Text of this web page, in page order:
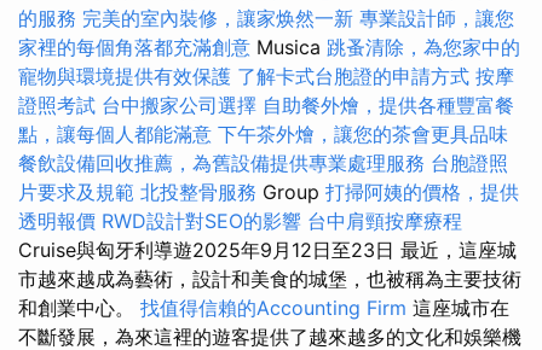
的服務 完美的室內裝修，讓家焕然一新 專業設計師，讓您
家裡的每個角落都充滿創意 Musica 跳蚤清除，為您家中的
寵物與環境提供有效保護 了解卡式台胞證的申請方式 按摩
證照考試 台中搬家公司選擇 自助餐外燴，提供各種豐富餐
點，讓每個人都能滿意 下午茶外燴，讓您的茶會更具品味
餐飲設備回收推薦，為舊設備提供專業處理服務 台胞證照
片要求及規範 北投整骨服務 Group 打掃阿姨的價格，提供
透明報價 RWD設計對SEO的影響 台中肩頸按摩療程
Cruise與匈牙利導遊2025年9月12日至23日 最近，這座城
市越來越成為藝術，設計和美食的城堡，也被稱為主要技術
和創業中心。 找值得信賴的Accounting Firm 這座城市在
不斷發展，為來這裡的遊客提供了越來越多的文化和娛樂機